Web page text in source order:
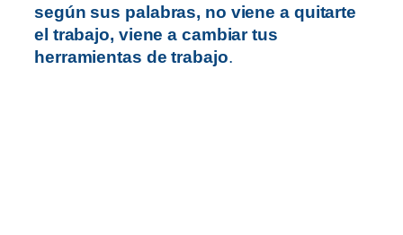
según sus palabras, no viene a quitarte
el trabajo, viene a cambiar tus
herramientas de trabajo.